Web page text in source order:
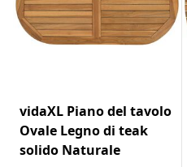
vidaXL Piano del tavolo
Ovale Legno di teak
solido Naturale